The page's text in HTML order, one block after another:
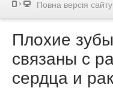
Повна версiя сайту
Плохие
связаны с
сердца и